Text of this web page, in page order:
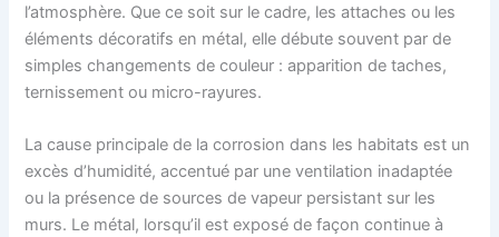
l’atmosphère. Que ce soit sur le cadre, les attaches ou les
éléments décoratifs en métal, elle débute souvent par de
simples changements de couleur : apparition de taches,
ternissement ou micro-rayures.
La cause principale de la corrosion dans les habitats est un
excès d’humidité, accentué par une ventilation inadaptée
ou la présence de sources de vapeur persistant sur les
murs. Le métal, lorsqu’il est exposé de façon continue à